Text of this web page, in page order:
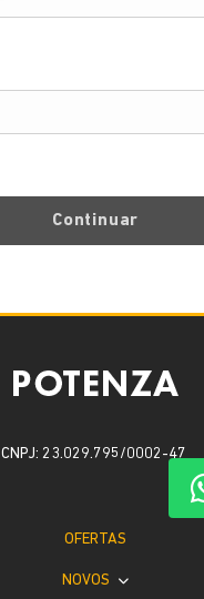
Continuar
CNPJ: 23.029.795/0002-47
OFERTAS
NOVOS